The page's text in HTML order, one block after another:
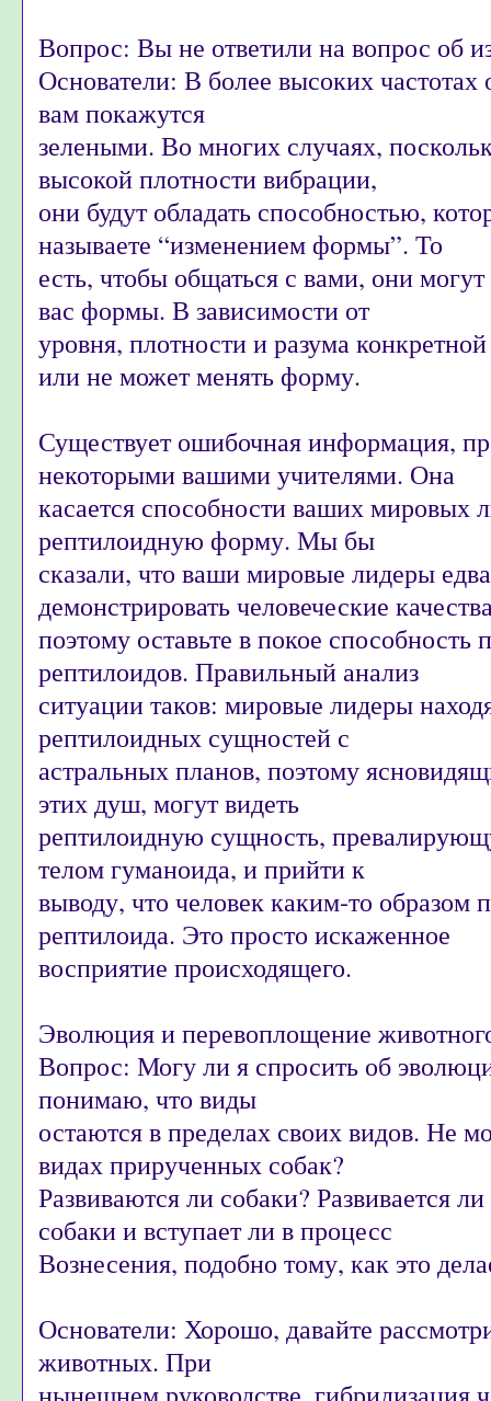
Вопрос: Вы не ответили на вопрос об
Основатели: В более высоких
вам покажутся
зелеными. Во многих случаях,
высокой плотности вибрации,
они будут обладать способностью,
называете “изменением формы”. То
есть, чтобы общаться с вами, они
вас формы. В зависимости от
уровня, плотности и разума
или не может менять форму.
Существует ошибочная информация,
некоторыми вашими учителями. Она
касается способности ваших мировых
рептилоидную форму. Мы бы
сказали, что ваши мировые лидеры
демонстрировать человеческие
поэтому оставьте в покое способность
рептилоидов. Правильный анализ
ситуации таков: мировые лидеры
рептилоидных сущностей с
астральных планов, поэтому
этих душ, могут видеть
рептилоидную сущность,
телом гуманоида, и прийти к
выводу, что человек каким-то образом
рептилоида. Это просто искаженное
восприятие происходящего.
Эволюция и перевоплощение
Вопрос: Могу ли я спросить об
понимаю, что виды
остаются в пределах своих видов. Не
видах прирученных собак?
Развиваются ли собаки? Развивается
собаки и вступает ли в процесс
Вознесения, подобно тому, как это
Основатели: Хорошо, давайте
животных. При